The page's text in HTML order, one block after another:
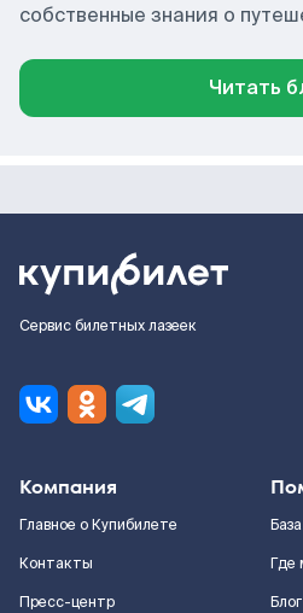
собственные знания о
Читать
Сервис билетных лазеек
Компания
Главное о Купибилете
Контакты
Пресс-центр
Где
Блог